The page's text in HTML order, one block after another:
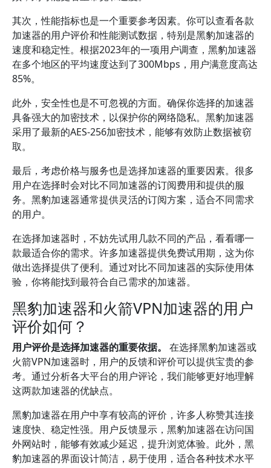
其次，性能指标也是一个重要参考因素。你可以查看各款
加速器的用户评价和性能测试数据，特别是黑豹加速器的
速度和稳定性。根据2023年的一项用户调查，黑豹加速器
在多个地区的平均速度达到了300Mbps，用户满意度高达
85%。
此外，安全性也是不可忽视的方面。确保你选择的加速器
具备强大的加密技术，以保护你的网络隐私。黑豹加速器
采用了最新的AES-256加密技术，能够有效防止数据被窃
取。
最后，考虑价格与服务也是选择加速器的重要因素。很多
用户在选择时会对比不同加速器的订阅费用和提供的服
务。黑豹加速器通常提供灵活的订阅方案，适合不同需求
的用户。
在选择加速器时，不妨先试用几款不同的产品，看看哪一
款最适合你的需求。许多加速器提供免费试用期，这为你
做出选择提供了便利。通过对比不同加速器的实际使用体
验，你将能找到最符合自己需求的加速器。
黑豹加速器和火箭VPN加速器的用户
评价如何？
用户评价是选择加速器的重要依据。
在选择黑豹加速器或
火箭VPN加速器时，用户的反馈和评价可以提供宝贵的参
考。通过分析各大平台的用户评论，我们能够更好地理解
这两款加速器的优缺点。
黑豹加速器在用户中享有较高的评价，许多人称赞其连接
速度快、稳定性强。用户反馈显示，黑豹加速器在访问国
外网站时，能够有效减少延迟，提升浏览体验。此外，黑
豹加速器的界面设计简洁，易于使用，适合各种技术水平